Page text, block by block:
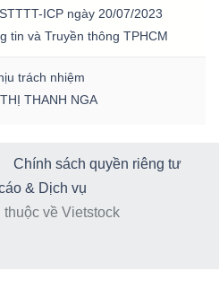
ICP ngày 20/07/2023
tin và Truyền thông TPHCM
trách nhiệm
THANH NGA
Chính sách quyền riêng tư
& Dịch vụ
về Vietstock